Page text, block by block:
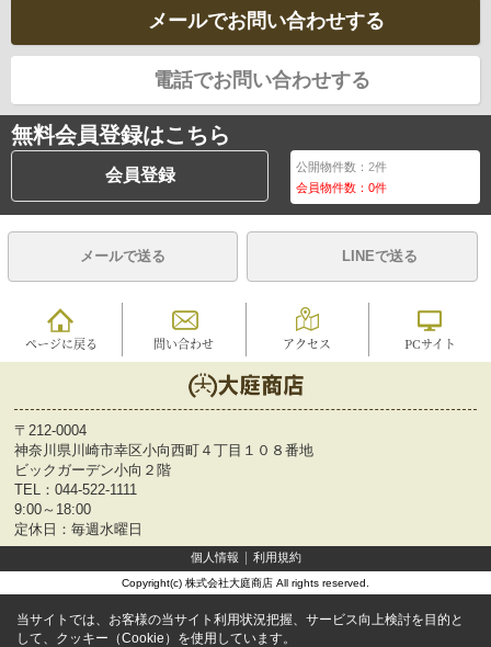
メールでお問い合わせする
電話でお問い合わせする
無料会員登録はこちら
会員登録 公開物件数：2件
会員物件数：0件
メールで送る LINEで送る
ページに戻る 問い合わせ アクセス PCサイト
〒212-0004
神奈川県川崎市幸区小向西町４丁目１０８番地
ビックガーデン小向２階
TEL： 044-522-1111
9:00～18:00
定休日：毎週水曜日
個人情報 利用規約
Copyright(c) 株式会社大庭商店 All rights reserved.
当サイトでは、お客様の当サイト利用状況把握、サービス向上検討を目的と
して、クッキー（Cookie）を使用しています。